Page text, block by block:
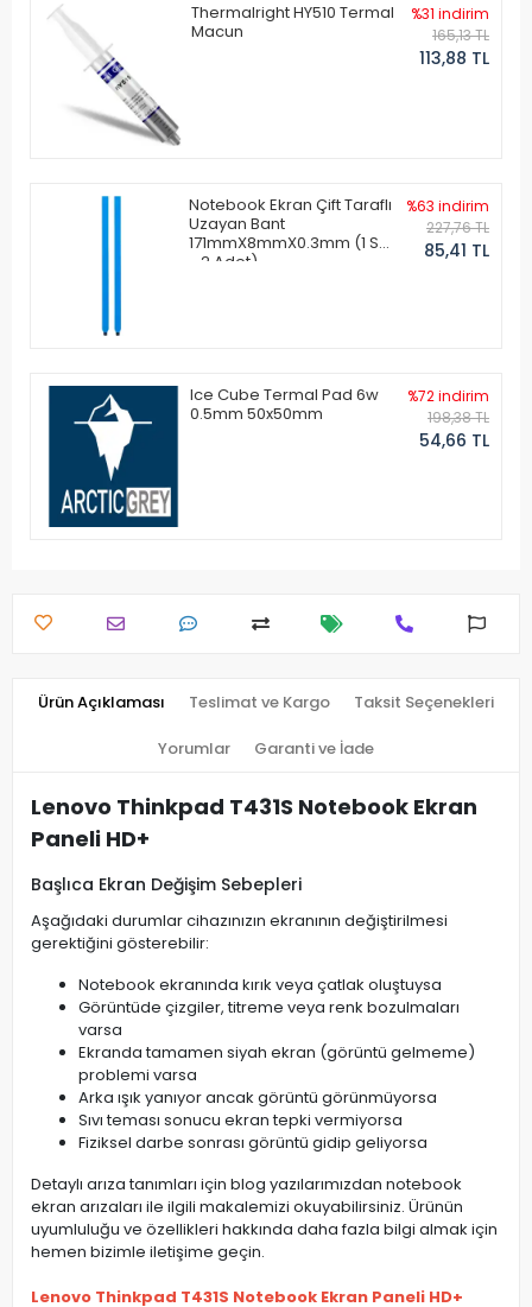
Thermalright HY510 Termal
Macun
%31 indirim
165,13 TL
113,88 TL
Notebook Ekran Çift Taraflı
Uzayan Bant
171mmX8mmX0.3mm (1 Set
- 2 Adet)
%63 indirim
227,76 TL
85,41 TL
Ice Cube Termal Pad 6w
0.5mm 50x50mm
%72 indirim
198,38 TL
54,66 TL
Ürün Açıklaması Teslimat ve Kargo Taksit Seçenekleri
Yorumlar Garanti ve İade
Lenovo Thinkpad T431S Notebook Ekran
Paneli HD+
Başlıca Ekran Değişim Sebepleri
Aşağıdaki durumlar cihazınızın ekranının değiştirilmesi
gerektiğini gösterebilir:
Notebook ekranında kırık veya çatlak oluştuysa
Görüntüde çizgiler, titreme veya renk bozulmaları
varsa
Ekranda tamamen siyah ekran (görüntü gelmeme)
problemi varsa
Arka ışık yanıyor ancak görüntü görünmüyorsa
Sıvı teması sonucu ekran tepki vermiyorsa
Fiziksel darbe sonrası görüntü gidip geliyorsa
Detaylı arıza tanımları için blog yazılarımızdan notebook
ekran arızaları ile ilgili makalemizi okuyabilirsiniz. Ürünün
uyumluluğu ve özellikleri hakkında daha fazla bilgi almak için
hemen bizimle iletişime geçin.
Lenovo Thinkpad T431S Notebook Ekran Paneli HD+